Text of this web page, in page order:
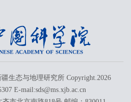
生态与地理研究所 Copyright. 2026
E-mail:sds@ms.xjb.ac.cn